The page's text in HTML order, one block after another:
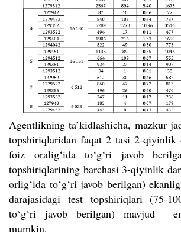
Agentlikning ta’kidlashicha, mazkur
topshiriqlaridan faqat 2 tasi 2-qiyinlik
foiz oralig‘ida to‘g‘ri javob
topshiriqlarining barchasi 3-qiyinlik
orlig‘ida to‘g‘ri javob berilgan)
darajasidagi test topshiriqlari (75-
to‘g‘ri javob berilgan) mavjud
mumkin.